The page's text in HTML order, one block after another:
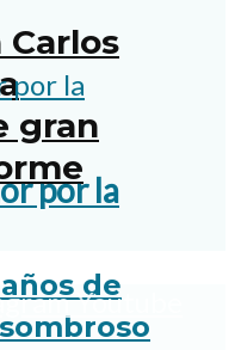
Carlos
gran
por la
Youtube